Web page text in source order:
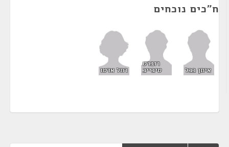
ח"כים נוכחים
איתן כבל
רוברט
טיבייב רחל אדטו